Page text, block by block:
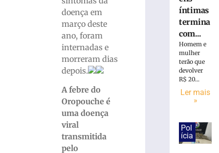
doença em
março deste
ano, foram
internadas e
morreram dias
depois.
A febre do
Oropouche é
uma doença
viral
transmitida
pelo
estado
saúde
trabalhador
ferido
durante
montagem
estrutura
Brusque
íntimas
termina
com...
Homem e
mulher
terão que
devolver
R$ 20...
Ler mais
»
Pol
ícia